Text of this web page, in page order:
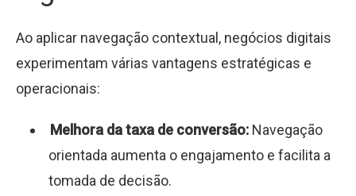
Ao aplicar navegação contextual, negócios digitais
experimentam várias vantagens estratégicas e
operacionais:
Melhora da taxa de conversão: Navegação
orientada aumenta o engajamento e facilita a
tomada de decisão.